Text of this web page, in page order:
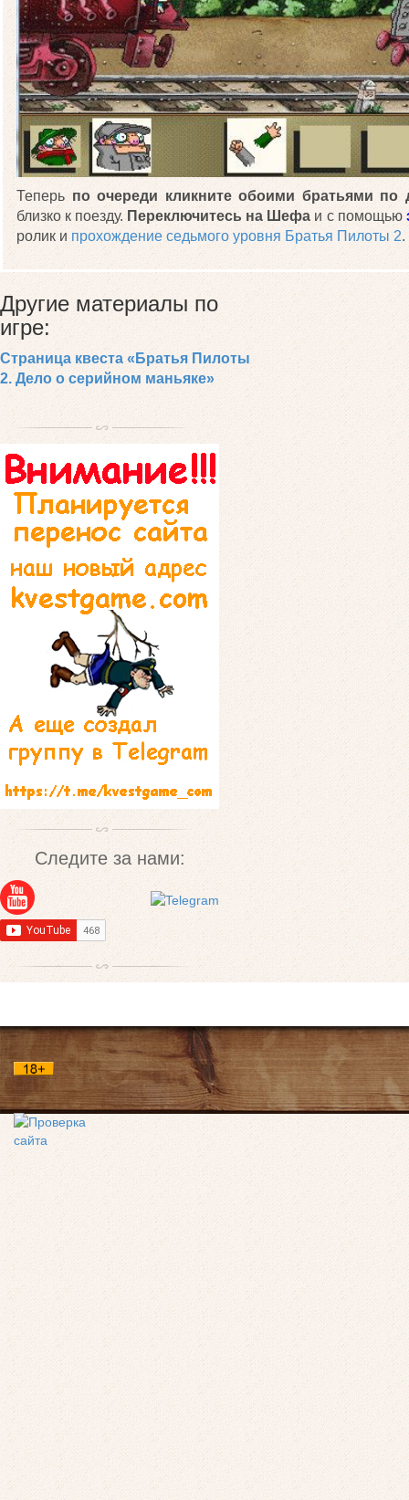
Теперь по очереди кликните обоими братьями по
близко к поезду. Переключитесь на Шефа и с помощью
ролик и прохождение седьмого уровня Братья Пилоты 2.
Другие материалы по
игре:
Страница квеста «Братья Пилоты
2. Дело о серийном маньяке»
Следите за нами: